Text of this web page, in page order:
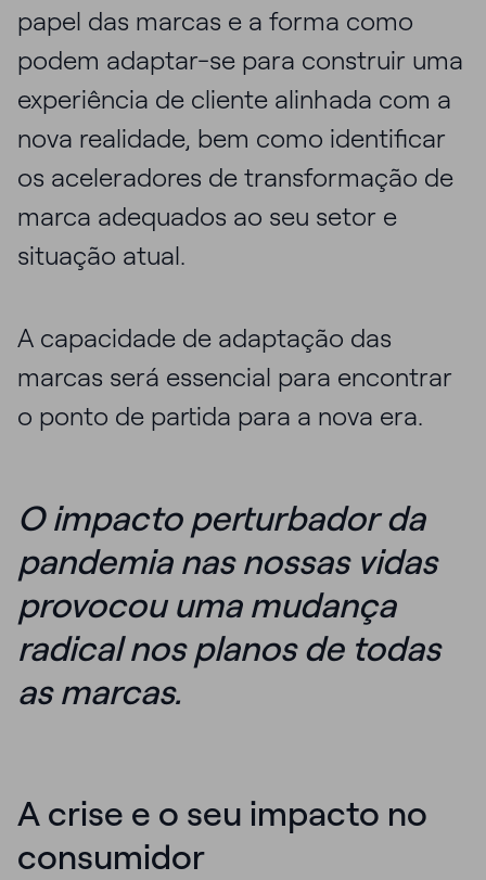
papel das marcas e a forma como
podem adaptar-se para construir uma
experiência de cliente alinhada com a
nova realidade, bem como identificar
os aceleradores de transformação de
marca adequados ao seu setor e
situação atual.
A capacidade de adaptação das
marcas será essencial para encontrar
o ponto de partida para a nova era.
O impacto perturbador da
pandemia nas nossas vidas
provocou uma mudança
radical nos planos de todas
as marcas.
A crise e o seu impacto no
consumidor